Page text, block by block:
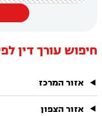
חיפוש עורך דין
אזור המרכז
אזור הצפון